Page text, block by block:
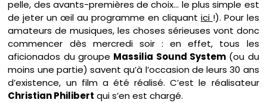
pelle, des avants-premières de choix… le plus simple est
de jeter un œil au programme en cliquant ici !). Pour les
amateurs de musiques, les choses sérieuses vont donc
commencer dès mercredi soir : en effet, tous les
aficionados du groupe Massilia Sound System(ou du
moins une partie) savent qu’à l’occasion de leurs 30 ans
d’existence, un film a été réalisé. C’est le réalisateur
Christian Philibert qui s’en est chargé.